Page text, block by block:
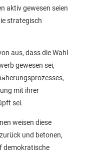
aktiv gewesen seien
strategisch
aus, dass die Wahl
gewesen sei,
mit ihrer
sei.
weisen diese
und betonen,
demokratische